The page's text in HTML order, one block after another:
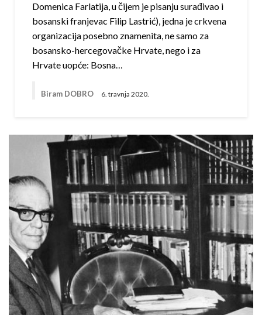
Domenica Farlatija, u čijem je pisanju surađivao i
bosanski franjevac Filip Lastrić), jedna je crkvena
organizacija posebno znamenita, ne samo za
bosansko-hercegovačke Hrvate, nego i za
Hrvate uopće: Bosna…
Biram DOBRO 6. travnja 2020.